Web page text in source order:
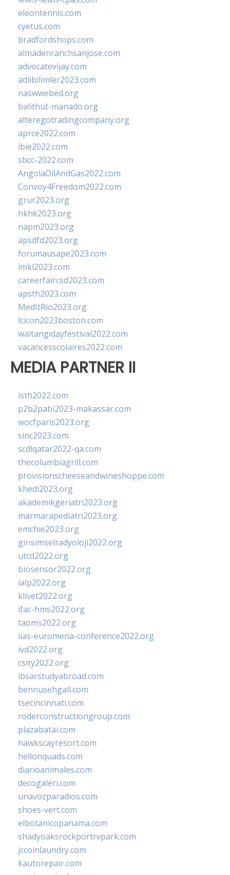
eleontennis.com
cyetus.com
bradfordshops.com
almadenranchsanjose.com
advocatevijay.com
adlibilimler2023.com
naswwebed.org
balithut-manado.org
alteregotradingcompany.org
aprce2022.com
ibie2022.com
sbcc-2022.com
AngolaOilAndGas2022.com
Convoy4Freedom2022.com
grur2023.org
hkhk2023.org
napm2023.org
apsdfd2023.org
forumausape2023.com
imkl2023.com
careerfaircsd2023.com
apsth2023.com
MedItRio2023.org
lcicon2023boston.com
waitangidayfestival2022.com
vacancesscolaires2022.com
MEDIA PARTNER II
isth2022.com
p2b2pabi2023-makassar.com
wocfparis2023.org
sinc2023.com
scdlqatar2022-qa.com
thecolumbiagrill.com
provisionscheeseandwineshoppe.com
khedi2023.org
akademikgeriatri2023.org
marmarapediatri2023.org
emchie2023.org
girisimselradyoloji2022.org
utcd2022.org
biosensor2022.org
ialp2022.org
klivet2022.org
ifac-hms2022.org
taoms2022.org
iias-euromena-conference2022.org
ivd2022.org
csity2022.org
ibsarstudyabroad.com
bennusehgall.com
tsecincinnati.com
roderconstructiongroup.com
plazabatai.com
hawkscayresort.com
hellonquads.com
diarioanimales.com
decogaleri.com
unavozparadios.com
shoes-vert.com
elbotanicopanama.com
shadyoaksrockportrvpark.com
jccoinlaundry.com
kautorepair.com